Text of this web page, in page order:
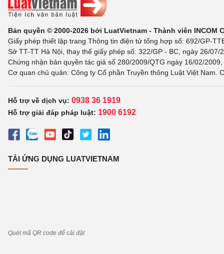
Bản quyền © 2000-2026 bởi LuatVietnam - Thành viên INCOM
Giấy phép thiết lập trang Thông tin điện tử tổng hợp số: 692/GP-
Sở TT-TT Hà Nội, thay thế giấy phép số: 322/GP - BC, ngày 26/
Chứng nhận bản quyền tác giả số 280/2009/QTG ngày 16/02/
Cơ quan chủ quản: Công ty Cổ phần Truyền thông Luật Việt Nam.
Hỗ trợ về dịch vụ: 0938 36 1919
Hỗ trợ giải đáp pháp luật: 1900 6192
TẢI ỨNG DỤNG LUATVIETNAM
Quét mã QR code để cài đặt